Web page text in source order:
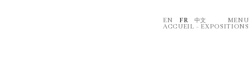
EN FR 中文
MENU
ACCUEIL – EXPOSITIONS